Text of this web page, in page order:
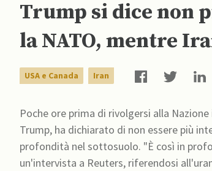
Trump si dice non
la NATO, mentre
USA e Canada Iran
Poche ore prima di rivolgersi alla
Trump, ha dichiarato di non essere più
profondità nel sottosuolo. "È così in
un'intervista a Reuters, riferendosi